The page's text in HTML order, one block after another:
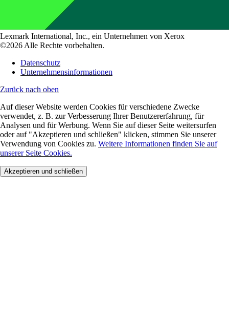
Lexmark International, Inc., ein Unternehmen von Xerox
©2026 Alle Rechte vorbehalten.
Datenschutz
Unternehmensinformationen
Zurück nach oben
Auf dieser Website werden Cookies für verschiedene Zwecke
verwendet, z. B. zur Verbesserung Ihrer Benutzererfahrung, für
Analysen und für Werbung. Wenn Sie auf dieser Seite weitersurfen
oder auf "Akzeptieren und schließen" klicken, stimmen Sie unserer
Verwendung von Cookies zu. Weitere Informationen finden Sie auf
unserer Seite Cookies.
Akzeptieren und schließen